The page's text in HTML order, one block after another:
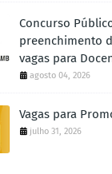
Concurso
preenchimento
vagas para
agosto 04, 2026
Vagas para
julho 31, 2026